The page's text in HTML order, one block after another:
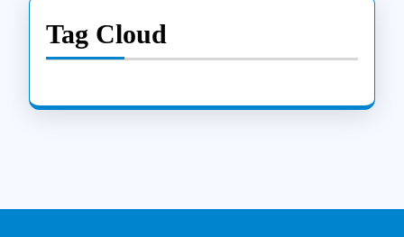
Tag Cloud